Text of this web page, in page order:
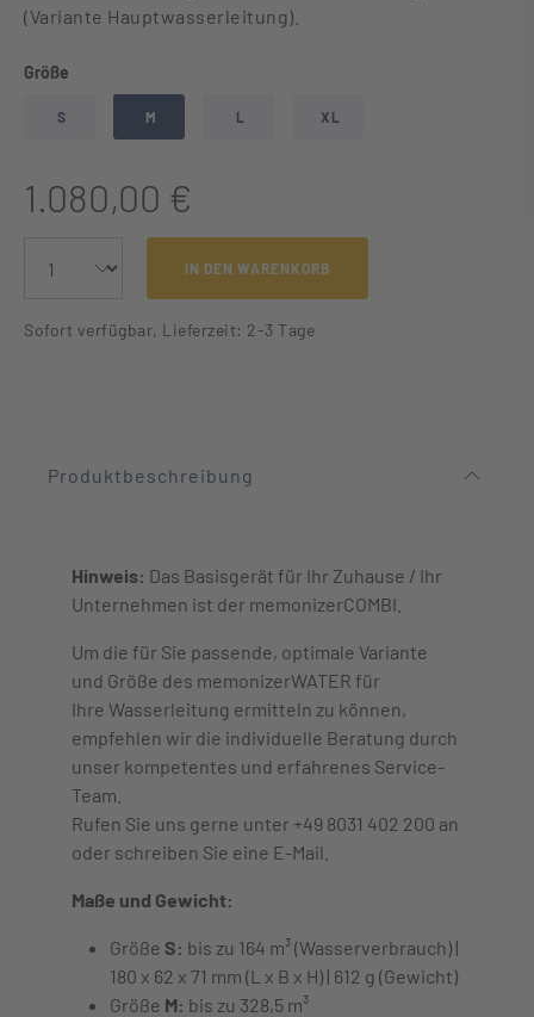
(Variante Hauptwasserleitung).
Größe
S M L XL
1.080,00 €
IN DEN WARENKORB
Sofort verfügbar, Lieferzeit: 2-3 Tage
Produktbeschreibung
Hinweis: Das Basisgerät für Ihr Zuhause / Ihr
Unternehmen ist der memonizerCOMBI.
Um die für Sie passende, optimale Variante
und Größe des memonizerWATER für
Ihre Wasserleitung ermitteln zu können,
empfehlen wir die individuelle Beratung durch
unser kompetentes und erfahrenes Service-
Team.
Rufen Sie uns gerne unter +49 8031 402 200 an
oder schreiben Sie eine E-Mail.
Maße und Gewicht:
Größe S: bis zu 164 m³ (Wasserverbrauch) |
180 x 62 x 71 mm (L x B x H) | 612 g (Gewicht)
Größe M: bis zu 328,5 m³